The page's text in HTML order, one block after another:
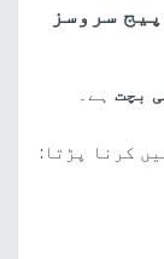
سروسز
بچت ہے۔
کرنا پڑتا: